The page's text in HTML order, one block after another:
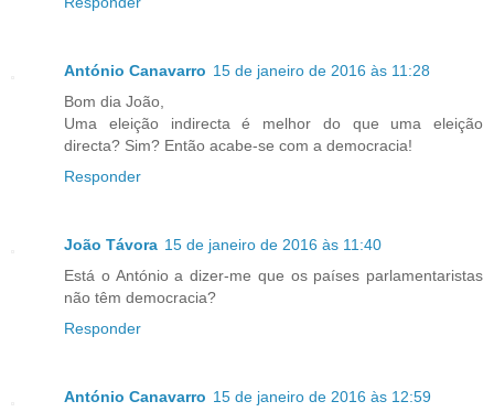
António Canavarro 15 de janeiro de 2016 às 11:28
Bom dia João,
Uma eleição indirecta é melhor do que uma eleição
directa? Sim? Então acabe-se com a democracia!
Responder
João Távora 15 de janeiro de 2016 às 11:40
Está o António a dizer-me que os países parlamentaristas
não têm democracia?
Responder
António Canavarro 15 de janeiro de 2016 às 12:59